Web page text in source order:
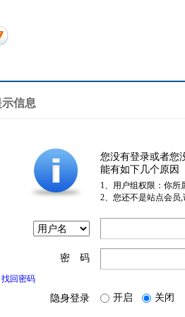
信息
您没有登录或者您
能有如下几个原因
1、用户组权限：你所
2、您还不是站点会员
密 码
找回密码
隐身登录 开启 关闭